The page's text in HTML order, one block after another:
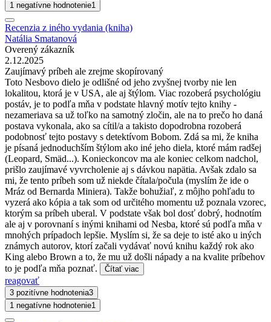
1 negatívne hodnotenie1
Recenzia z iného vydania (kniha)
Natália Smatanová
Overený zákazník
2.12.2025
Zaujímavý príbeh ale zrejme skopírovaný
Toto Nesbovo dielo je odlišné od jeho zvyšnej tvorby nie len
lokalitou, ktorá je v USA, ale aj štýlom. Viac rozoberá psychológiu
postáv, je to podľa mňa v podstate hlavný motív tejto knihy -
nezameriava sa už toľko na samotný zločin, ale na to prečo ho daná
postava vykonala, ako sa cítil/a a takisto dopodrobna rozoberá
podobnosť tejto postavy s detektívom Bobom. Zdá sa mi, že kniha
je písaná jednoduchším štýlom ako iné jeho diela, ktoré mám radšej
(Leopard, Smäd...). Konieckoncov ma ale koniec celkom nadchol,
prišlo zaujímavé vyvrcholenie aj s dávkou napätia. Avšak zdalo sa
mi, že tento príbeh som už niekde čítala/počula (myslím že ide o
Mráz od Bernarda Miniera). Takže bohužiaľ, z môjho pohľadu to
vyzerá ako kópia a tak som od určitého momentu už poznala vzorec,
ktorým sa príbeh uberal. V podstate však bol dosť dobrý, hodnotím
ale aj v porovnaní s inými knihami od Nesba, ktoré sú podľa mňa v
mnohých prípadoch lepšie. Myslím si, že sa deje to isté ako u iných
známych autorov, ktorí začali vydávať novú knihu každý rok ako
King alebo Brown a to, že mu už došli nápady a na kvalite príbehov
to je podľa mňa poznať.
Čítať viac
reagovať
3 pozitívne hodnotenia3
1 negatívne hodnotenie1